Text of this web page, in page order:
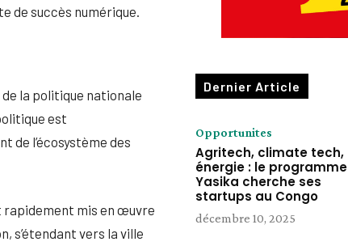
de succès numérique.
la politique nationale
est
de l’écosystème des
rapidement mis en œuvre
s’étendant vers la ville
Dernier Article
Opportunites
Agritech, climate tech,
énergie : le programme
Yasika cherche ses
startups au Congo
décembre 10, 2025